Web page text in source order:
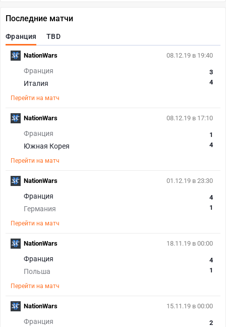
Последние матчи
Франция TBD
08.12.19 в 19:40
Франция
Италия
3
4
Перейти на матч
NationWars
08.12.19 в 17:10
Франция
Южная Корея
1
4
Перейти на матч
NationWars
01.12.19 в 23:30
Франция
Германия
4
1
Перейти на матч
NationWars
18.11.19 в 00:00
Франция
Польша
4
1
Перейти на матч
NationWars
15.11.19 в 00:00
Франция
2
NationWars